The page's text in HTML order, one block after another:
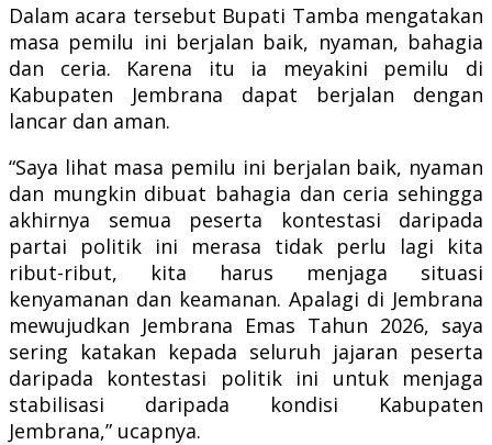
Dalam acara tersebut Bupati Tamba mengatakan
masa pemilu ini berjalan baik, nyaman, bahagia
dan ceria. Karena itu ia meyakini pemilu di
Kabupaten Jembrana dapat berjalan dengan
lancar dan aman.
“Saya lihat masa pemilu ini berjalan baik, nyaman
dan mungkin dibuat bahagia dan ceria sehingga
akhirnya semua peserta kontestasi daripada
partai politik ini merasa tidak perlu lagi kita
ribut-ribut, kita harus menjaga situasi
kenyamanan dan keamanan. Apalagi di Jembrana
mewujudkan Jembrana Emas Tahun 2026, saya
sering katakan kepada seluruh jajaran peserta
daripada kontestasi politik ini untuk menjaga
stabilisasi daripada kondisi Kabupaten
Jembrana,” ucapnya.